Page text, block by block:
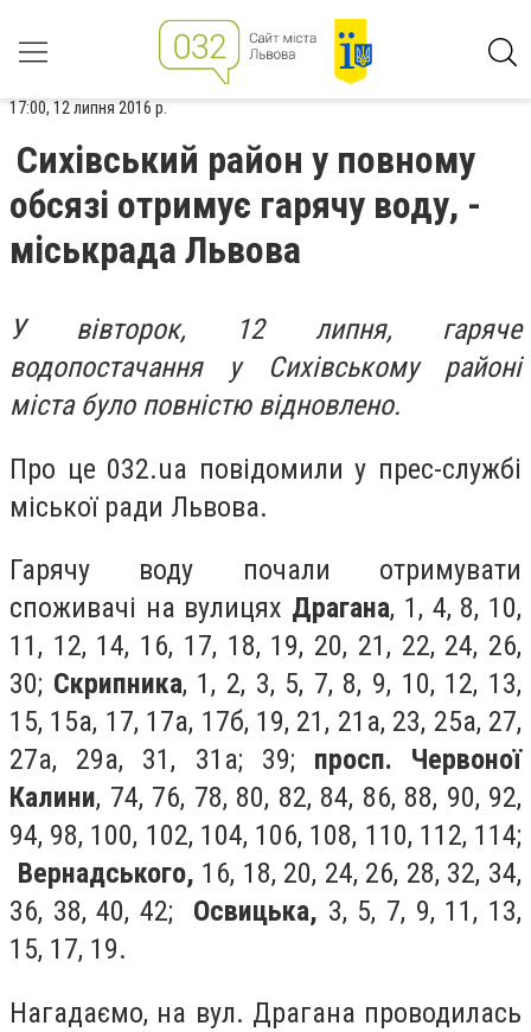
17:00, 12 липня 2016 р.
Сихівський район у повному
обсязі отримує гарячу воду, -
міськрада Львова
У вівторок, 12 липня, гаряче
водопостачання у Сихівському районі
міста було повністю відновлено.
Про це 032.ua повідомили у прес-службі
міської ради Львова.
Гарячу воду почали отримувати
споживачі на вулицях Драгана, 1, 4, 8, 10,
11, 12, 14, 16, 17, 18, 19, 20, 21, 22, 24, 26,
30; Скрипника, 1, 2, 3, 5, 7, 8, 9, 10, 12, 13,
15, 15а, 17, 17а, 17б, 19, 21, 21а, 23, 25а, 27,
27а, 29а, 31, 31а; 39; просп. Червоної
Калини, 74, 76, 78, 80, 82, 84, 86, 88, 90, 92,
94, 98, 100, 102, 104, 106, 108, 110, 112, 114;
Вернадського, 16, 18, 20, 24, 26, 28, 32, 34,
36, 38, 40, 42; Освицька, 3, 5, 7, 9, 11, 13,
15, 17, 19.
Нагадаємо, на вул. Драгана проводилась